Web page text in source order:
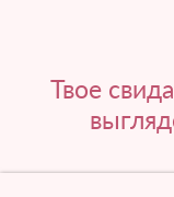
Твое